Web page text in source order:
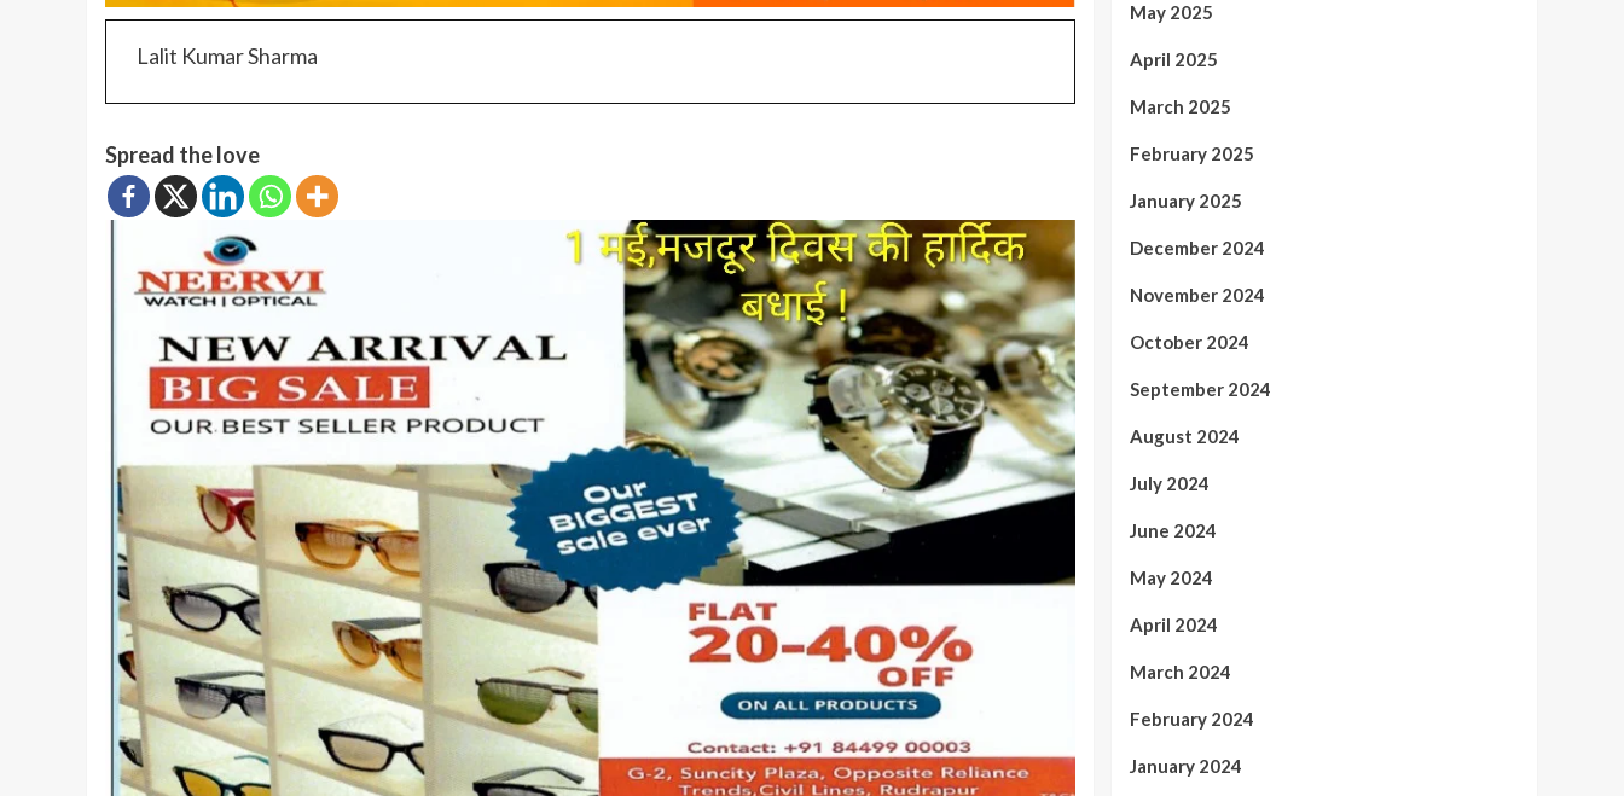
Lalit Kumar Sharma
Spread the love
May 2025
April 2025
March 2025
February 2025
January 2025
December 2024
November 2024
October 2024
September 2024
August 2024
July 2024
June 2024
May 2024
April 2024
March 2024
February 2024
January 2024